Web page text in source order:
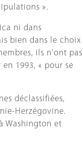
».
ni dans
bien dans le choix
ils n'ont pas
1993, « pour se
déclassifiées,
Herzégovine.
Washington et